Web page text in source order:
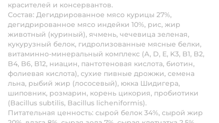
красителей и консервантов.
Состав: Дегидрированное мясо курицы 27%,
дегидрированное мясо индейки 10%, рис, жир
животный (куриный), ячмень, чечевица зеленая,
кукурузный белок, гидролизованные мясные белки,
витаминно-минеральный комплекс (А, D, E, K3, B1, B2,
B4, B6, B12, ниацин, пантотеновая кислота, биотин,
фолиевая кислота), сухие пивные дрожжи, семена
льна, рыбий жир (лососевый), юкка Шидигера,
шиповник, розмарин, корень цикория, пробиотики
(Bacillus subtilis, Bacillus licheniformis).
Питательная ценность: сырой белок 34%, сырой жир